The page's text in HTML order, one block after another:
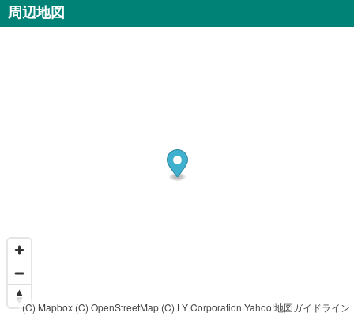
周辺地図
(C) Mapbox (C) OpenStreetMap (C) LY Corporation Yahoo!地図ガイドライン